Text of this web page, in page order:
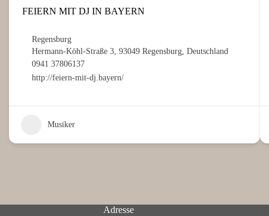
FEIERN MIT DJ IN BAYERN
Regensburg
Hermann-Köhl-Straße 3, 93049 Regensburg, Deutschland
0941 37806137
http://feiern-mit-dj.bayern/
Musiker
Adresse